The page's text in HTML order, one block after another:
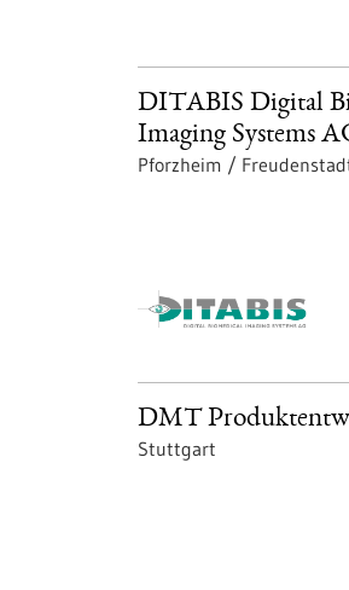
DITABIS Digital
Imaging Systems
Pforzheim /
DMT
Stuttgart